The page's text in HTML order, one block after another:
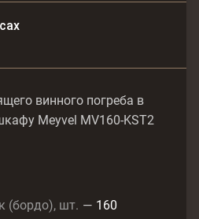
винного погреба в
Meyvel MV160-KST2
(бордо), шт. — 160